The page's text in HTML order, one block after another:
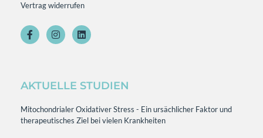
Vertrag widerrufen
AKTUELLE STUDIEN
Mitochondrialer Oxidativer Stress - Ein ursächlicher Faktor und
therapeutisches Ziel bei vielen Krankheiten